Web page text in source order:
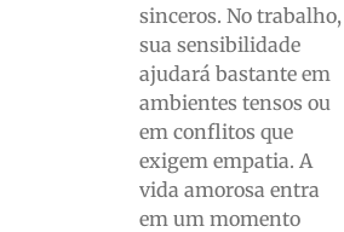
sinceros. No trabalho,
sua sensibilidade
ajudará bastante em
ambientes tensos ou
em conflitos que
exigem empatia. A
vida amorosa entra
em um momento